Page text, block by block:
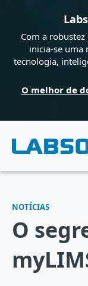
Com a
inicia-se uma
tecnologia,
O melhor de
NOTÍCIAS
O